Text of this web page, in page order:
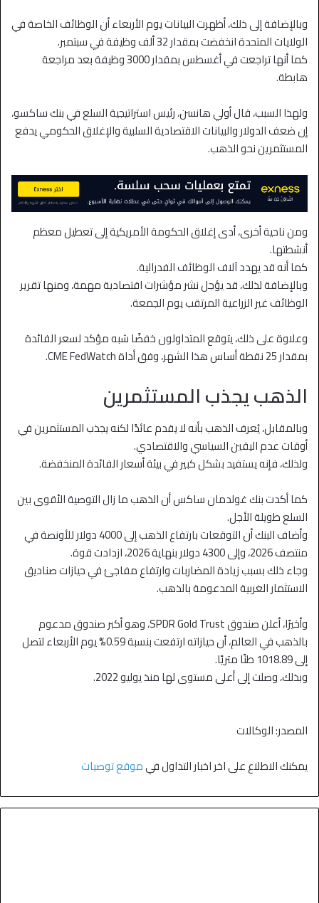
وبالإضافة إلى ذلك، أظهرت البيانات يوم الأربعاء أن الوظائف الخاصة في
الولايات المتحدة انخفضت بمقدار 32 ألف وظيفة في سبتمبر.
كما أنها تراجعت في أغسطس بمقدار 3000 وظيفة بعد مراجعة
هابطة.
ولهذا السبب، قال أولي هانسن، رئيس استراتيجية السلع في بنك ساكسو،
إن ضعف الدولار والبيانات الاقتصادية السلبية والإغلاق الحكومي يدفع
المستثمرين نحو الذهب.
ومن ناحية أخرى، أدى إغلاق الحكومة الأمريكية إلى تعطيل معظم
أنشطتها.
كما أنه قد يهدد آلاف الوظائف الفدرالية.
وبالإضافة لذلك، قد يؤجل نشر مؤشرات اقتصادية مهمة، ومنها تقرير
الوظائف غير الزراعية المرتقب يوم الجمعة.
وعلاوة على ذلك، يتوقع المتداولون خفضًا شبه مؤكد لسعر الفائدة
بمقدار 25 نقطة أساس هذا الشهر، وفق أداة CME FedWatch.
الذهب يجذب المستثمرين
وبالمقابل، يُعرف الذهب بأنه لا يقدم عائدًا لكنه يجذب المستثمرين في
أوقات عدم اليقين السياسي والاقتصادي.
ولذلك، فإنه يستفيد بشكل كبير في بيئة أسعار الفائدة المنخفضة.
كما أكدت بنك غولدمان ساكس أن الذهب ما زال التوصية الأقوى بين
السلع طويلة الأجل.
وأضاف البنك أن التوقعات بارتفاع الذهب إلى 4000 دولار للأونصة في
منتصف 2026، وإلى 4300 دولار بنهاية 2026، ازدادت قوة.
وجاء ذلك بسبب زيادة المضاربات وارتفاع مفاجئ في حيازات صناديق
الاستثمار الغربية المدعومة بالذهب.
وأخيرًا، أعلن صندوق SPDR Gold Trust، وهو أكبر صندوق مدعوم
بالذهب في العالم، أن حيازاته ارتفعت بنسبة 0.59% يوم الأربعاء لتصل
إلى 1018.89 طنًا متريًا.
وبذلك، وصلت إلى أعلى مستوى لها منذ يوليو 2022.
المصدر: الوكالات
يمكنك الاطلاع على اخر اخبار التداول فيموقع توصيات